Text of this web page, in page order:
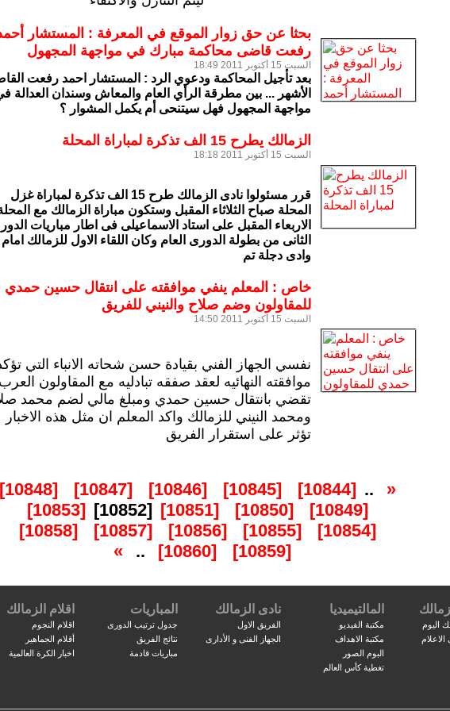
بحثا عن حق زوار الموقع في المعرفة : المستشار
رفعت قاضى محاكمة مبارك في مواجهة المجهول
السبت 15 أكتوبر 2011 18:49
بعد تأجيل المحاكمة ودعوي الرد : المستشار احمد رفعت
الأشهر ... بين مطرقة الرأي العام والمعاش وسندان العدالة
مواجهة المجهول فهل سيتنحى أم يكمل المشوار ؟
الزمالك يطرح 15 الف تذكرة لمباراة المحلة
السبت 15 أكتوبر 2011 18:18
قرر مسئولوا نادى الزمالك طرح 15 الف تذكرة لمباراة غزل
المحلة صباح الثلاثاء المقبل وستكون مباراة الزمالك مع
الاربعاء المقبل على استاد الاسماعيلى فى اطار مباريات الدور
الثانى من بطولة الدورى العام وكان اللقاء الاول للزمالك امام
وادى دجلة تم
خاص : المعلم ينفي موافقته على انتقال حسين حمدي
للمقاولون وضم صلاح والنيني للفريق
السبت 15 أكتوبر 2011 14:50
نفسي الجهاز الفني بقيادة حسن شحاته الانباء التي
موافقته النهائيه لعقد صفقه تبادليه مع المقاولون
تقضي بانتقال حسين حمدي ومبلغ مالي لضم محمد
ومحمد النيني للزمالك واكد المعلم ان مثل هذه الاخبار
تؤثر على استقرار الفريق
«
..
[10844]
[10845]
[10846]
[10847]
[10848]
[10849]
[10850]
[10851]
[10852]
[10853]
[10854]
[10855]
[10856]
[10857]
[10858]
[10859]
[10860]
..
»
اليوم
المالتيميديا
مكتبة الفيديو
مكتبة الاهداف
البوم الصور
تغطية كأس العالم
نادى الزمالك
الفريق الاول
الجهاز الفنى و الأدارى
المباريات
جدول ترتيب الدورى
نتائج الفريق
مباريات قادمة
اقلام الزمالك
اقلام النجوم
أقلام الجماهير
اخبار الكرة العالمية